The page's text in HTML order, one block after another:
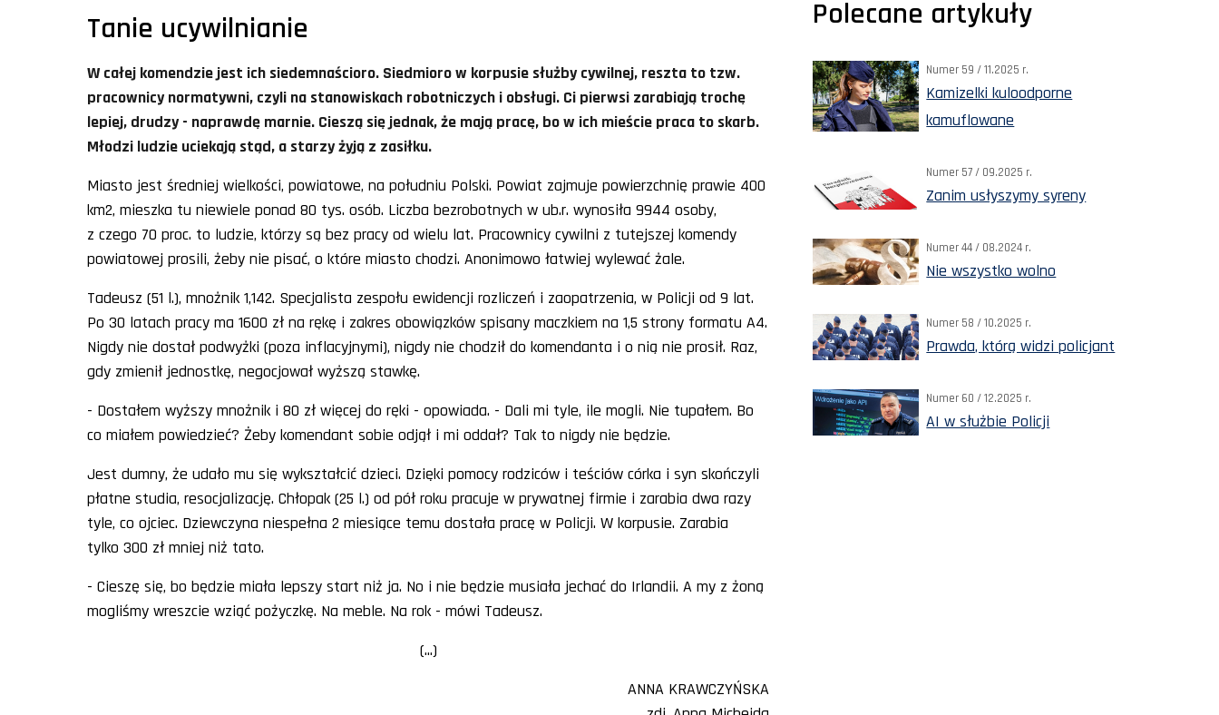
Tanie ucywilnianie
W całej komendzie jest ich siedemnaścioro. Siedmioro w korpusie służby cywilnej, reszta to tzw.
pracownicy normatywni, czyli na stanowiskach robotniczych i obsługi. Ci pierwsi zarabiają trochę
lepiej, drudzy - naprawdę marnie. Cieszą się jednak, że mają pracę, bo w ich mieście praca to skarb.
Młodzi ludzie uciekają stąd, a starzy żyją z zasiłku.
Miasto jest średniej wielkości, powiatowe, na południu Polski. Powiat zajmuje powierzchnię prawie 400
km2, mieszka tu niewiele ponad 80 tys. osób. Liczba bezrobotnych w ub.r. wynosiła 9944 osoby,
z czego 70 proc. to ludzie, którzy są bez pracy od wielu lat. Pracownicy cywilni z tutejszej komendy
powiatowej prosili, żeby nie pisać, o które miasto chodzi. Anonimowo łatwiej wylewać żale.
Tadeusz (51 l.), mnożnik 1,142. Specjalista zespołu ewidencji rozliczeń i zaopatrzenia, w Policji od 9 lat.
Po 30 latach pracy ma 1600 zł na rękę i zakres obowiązków spisany maczkiem na 1,5 strony formatu A4.
Nigdy nie dostał podwyżki (poza inflacyjnymi), nigdy nie chodził do komendanta i o nią nie prosił. Raz,
gdy zmienił jednostkę, negocjował wyższą stawkę.
- Dostałem wyższy mnożnik i 80 zł więcej do ręki - opowiada. - Dali mi tyle, ile mogli. Nie tupałem. Bo
co miałem powiedzieć? Żeby komendant sobie odjął i mi oddał? Tak to nigdy nie będzie.
Jest dumny, że udało mu się wykształcić dzieci. Dzięki pomocy rodziców i teściów córka i syn skończyli
płatne studia, resocjalizację. Chłopak (25 l.) od pół roku pracuje w prywatnej firmie i zarabia dwa razy
tyle, co ojciec. Dziewczyna niespełna 2 miesiące temu dostała pracę w Policji. W korpusie. Zarabia
tylko 300 zł mniej niż tato.
- Cieszę się, bo będzie miała lepszy start niż ja. No i nie będzie musiała jechać do Irlandii. A my z żoną
mogliśmy wreszcie wziąć pożyczkę. Na meble. Na rok - mówi Tadeusz.
(...)
ANNA KRAWCZYŃSKA
Polecane artykuły
Numer 59 / 11.2025 r.
Kamizelki kuloodporne
kamuflowane
Numer 57 / 09.2025 r.
Zanim usłyszymy syreny
Numer 44 / 08.2024 r.
Nie wszystko wolno
Numer 58 / 10.2025 r.
Prawda, którą widzi policjant
Numer 60 / 12.2025 r.
AI w służbie Policji